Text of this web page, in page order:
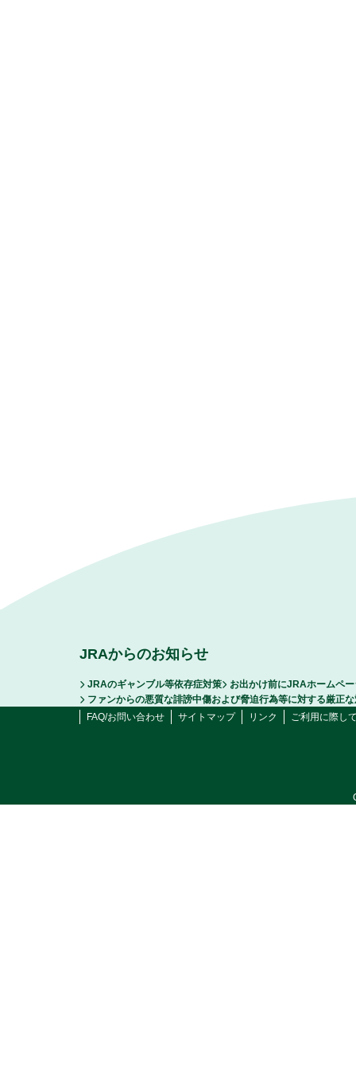
JRAからのお知らせ
JRAのギャンブル等依存症対策
お出かけ前にJRAホームペ
ファンからの悪質な誹謗中傷および脅迫行為等に対する厳正
FAQ/お問い合わせ
サイトマップ リンク ご利用に際し